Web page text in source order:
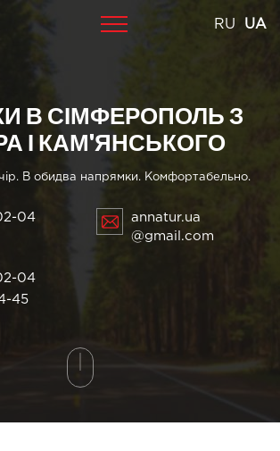
RU UA
В СІМФЕРОПОЛЬ З
І КАМ'ЯНСЬКОГО
В обидва напрямки. Комфортабельно.
04
annatur.ua
@gmail.com
04
45